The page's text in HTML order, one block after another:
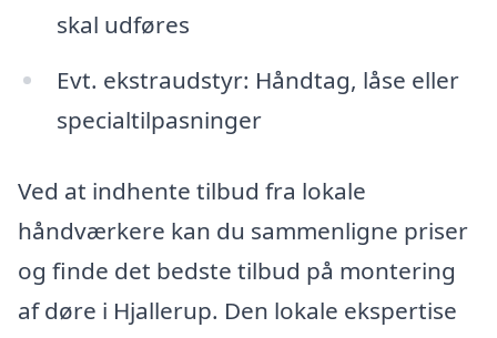
skal udføres
Evt. ekstraudstyr: Håndtag, låse eller
specialtilpasninger
Ved at indhente tilbud fra lokale
håndværkere kan du sammenligne priser
og finde det bedste tilbud på montering
af døre i Hjallerup. Den lokale ekspertise